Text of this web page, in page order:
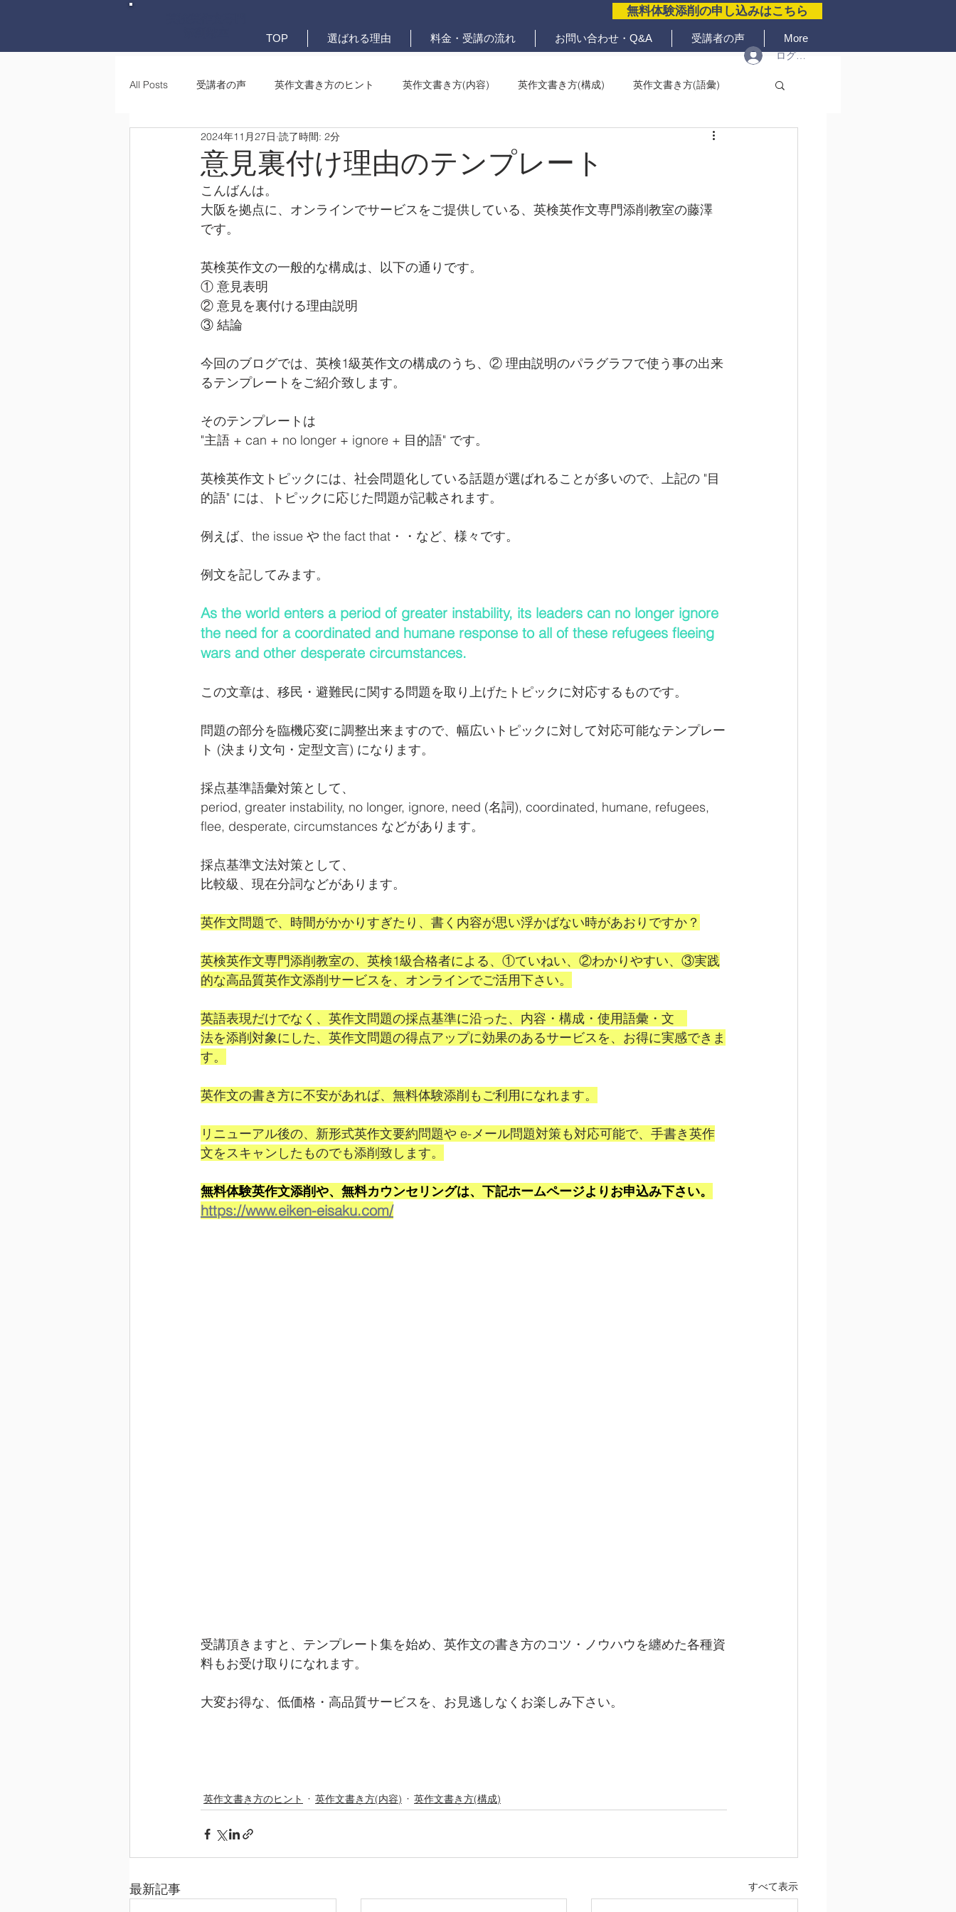
無料体験添削の申し込みはこちら
TOP 選ばれる理由 料金・受講の流れ お問い合わせ・Q&A 受講者の声 More
ログイン
All Posts 受講者の声 英作文書き方のヒント 英作文書き方(内容) 英作文書き方(構成) 英作文書き方(語彙)
英作文書き方(文法) 要約・e-メール問題
意見裏付け理由のテンプレート
2024年11月27日 読了時間: 2分
こんばんは。
大阪を拠点に、オンラインでサービスをご提供している、英検英作文専門添削教室の藤澤
です。
英検英作文の一般的な構成は、以下の通りです。
① 意見表明
② 意見を裏付ける理由説明
③ 結論
今回のブログでは、英検1級英作文の構成のうち、② 理由説明のパラグラフで使う事の出来
るテンプレートをご紹介致します。
そのテンプレートは
"主語 + can + no longer + ignore + 目的語" です。
英検英作文トピックには、社会問題化している話題が選ばれることが多いので、上記の "目
的語" には、トピックに応じた問題が記載されます。
例えば、the issue や the fact that・・など、様々です。
例文を記してみます。
As the world enters a period of greater instability, its leaders can no longer ignore
the need for a coordinated and humane response to all of these refugees fleeing
wars and other desperate circumstances.
この文章は、移民・避難民に関する問題を取り上げたトピックに対応するものです。
問題の部分を臨機応変に調整出来ますので、幅広いトピックに対して対応可能なテンプレー
ト (決まり文句・定型文言) になります。
採点基準語彙対策として、
period, greater instability, no longer, ignore, need (名詞), coordinated, humane, refugees,
flee, desperate, circumstances などがあります。
採点基準文法対策として、
比較級、現在分詞などがあります。
英作文問題で、時間がかかりすぎたり、書く内容が思い浮かばない時があおりですか？
英検英作文専門添削教室の、英検1級合格者による、①ていねい、②わかりやすい、③実践
的な高品質英作文添削サービスを、オンラインでご活用下さい。
英語表現だけでなく、英作文問題の採点基準に沿った、内容・構成・使用語彙・文
法を添削対象にした、英作文問題の得点アップに効果のあるサービスを、お得に実感できま
す。
英作文の書き方に不安があれば、無料体験添削もご利用になれます。
リニューアル後の、新形式英作文要約問題や e-メール問題対策も対応可能で、手書き英作
文をスキャンしたものでも添削致します。
無料体験英作文添削や、無料カウンセリングは、下記ホームページよりお申込み下さい。
https://www.eiken-eisaku.com/
受講頂きますと、テンプレート集を始め、英作文の書き方のコツ・ノウハウを纏めた各種資
料もお受け取りになれます。
大変お得な、低価格・高品質サービスを、お見逃しなくお楽しみ下さい。
英作文書き方のヒント 英作文書き方(内容) 英作文書き方(構成)
最新記事 すべて表示